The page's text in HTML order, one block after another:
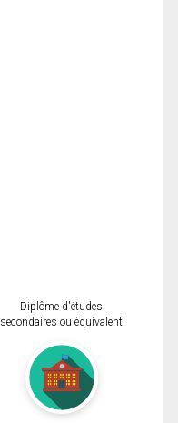
Diplôme d'études
secondaires ou équivalent